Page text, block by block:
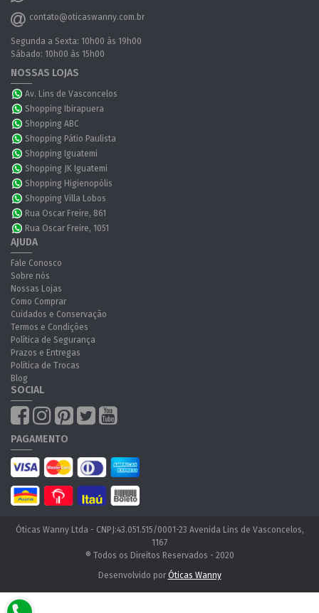
contato@oticaswanny.com.br
Segunda a Sexta: 10h00 às 19h00
Sábado: 10h00 às 15h00
NOSSAS LOJAS
Av. Lins de Vasconcelos
Shopping Ibirapuera
Shopping ABC
Shopping Pátio Paulista
Shopping Iguatemi
Shopping JK Iguatemi
Shopping Higienopólis
Shopping Villa Lobos
Rua Oscar Freire, 861
Rua Oscar Freire, 1051
AJUDA
Fale Conosco
Sobre nós
Nossas Lojas
Como Comprar
Cuidados e Conservação
Termos e Condições
Política de Segurança
Prazos e Entregas
Política de Trocas
Blog
SOCIAL
PAGAMENTO
Óticas Wanny Ltda - CNPJ:43.051.515/0001-23 Avenida Lins de Vasconcelos,
1167
® Todos os Direitos Reservados - 2020
Desenvolvido por Óticas Wanny